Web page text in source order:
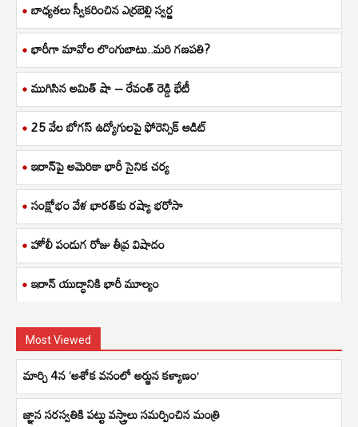
బాధ్యతలు స్వీకరించిన ఎర్రబెల్లి స్వర్ణ
భారీగా మావోల లొంగుబాటు..మరి గణపతి?
ముగిసిన అమిత్ షా – రేవంత్ రెడ్డి భేటీ
25 వేల బోగస్ ఉద్యోగులపై ఫోరెన్సిక్ ఆడిట్
ఇరాన్‌పై అమెరికా భారీ సైనిక చర్య
సంక్షోభం వేళ భారత్‌కు రష్యా భరోసా
హోలీ పండుగ రోజు తీవ్ర విషాదం
ఇరాన్ యుద్ధానికి భారీ మూల్యం
Most Viewed
మార్చి 4న ‘అశోక వనంలో అర్జున కళ్యాణం’
జ్ఞాన సరస్వతికి పట్టు వస్త్రాలు సమర్పించిన మంత్రి